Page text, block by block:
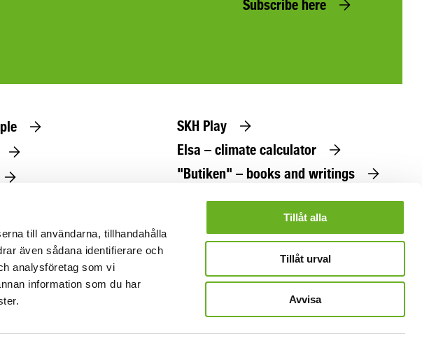
till användarna, tillhandahålla
även sådana identifierare och
analysföretag som vi
information som du har
Tillåt alla
Tillåt urval
Avvisa
Subscribe here
SKH Play
Elsa – climate calculator
"Butiken" – books and writings